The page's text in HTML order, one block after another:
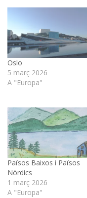
Oslo
5 març 2026
A "Europa"
Països Baixos i Països
Nòrdics
1 març 2026
A "Europa"